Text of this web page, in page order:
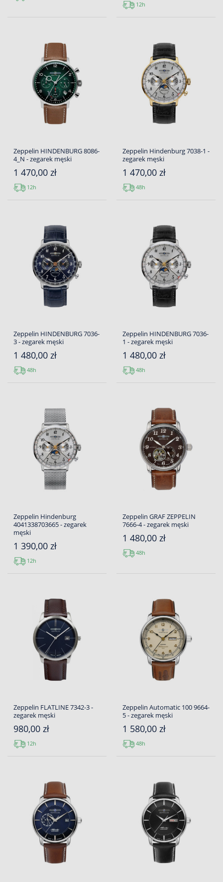
12h
Zeppelin HINDENBURG 8086-
4_N - zegarek męski
1 470,00 zł
12h
Zeppelin Hindenburg 7038-1 -
zegarek męski
1 470,00 zł
48h
Zeppelin HINDENBURG 7036-
3 - zegarek męski
1 480,00 zł
48h
Zeppelin HINDENBURG 7036-
1 - zegarek męski
1 480,00 zł
48h
Zeppelin Hindenburg
4041338703665 - zegarek
męski
1 390,00 zł
12h
Zeppelin GRAF ZEPPELIN
7666-4 - zegarek męski
1 480,00 zł
48h
Zeppelin FLATLINE 7342-3 -
zegarek męski
980,00 zł
12h
Zeppelin Automatic 100 9664-
5 - zegarek męski
1 580,00 zł
48h